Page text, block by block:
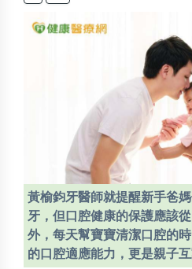
黃榆鈞牙醫師就提醒新手爸
牙，但口腔健康的保護應該
外，每天幫寶寶清潔口腔的
的口腔適應能力，更是親子互